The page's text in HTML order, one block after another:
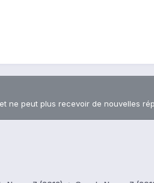
ne peut plus recevoir de nouvelles